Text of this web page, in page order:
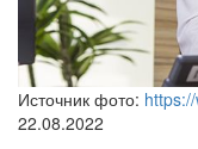
Источник фото:
22.08.2022